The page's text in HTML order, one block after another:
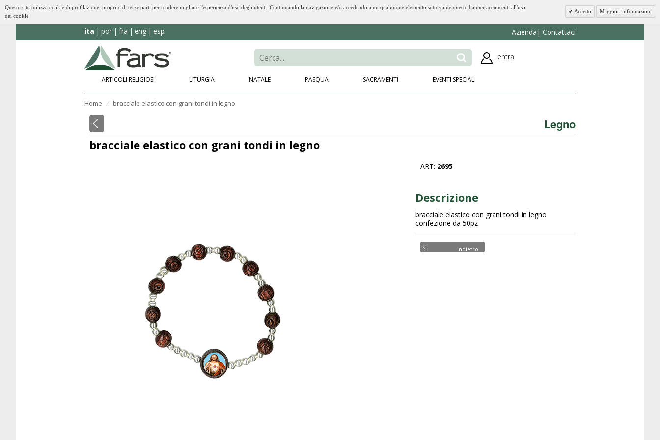
Questo sito utilizza cookie di profilazione, propri o di terze parti per rendere migliore l'esperienza d'uso degli utenti. Continuando la navigazione e/o accedendo a un qualunque elemento sottostante questo banner acconsenti all'uso
dei cookie
Accetto Maggiori informazioni
ita por fra eng esp Azienda Contattaci
entra
ARTICOLI RELIGIOSI LITURGIA NATALE PASQUA SACRAMENTI EVENTI SPECIALI
Home ⁄ bracciale elastico con grani tondi in legno
Legno
bracciale elastico con grani tondi in legno
ART: 2695
Descrizione
bracciale elastico con grani tondi in legno
confezione da 50pz
Indietro